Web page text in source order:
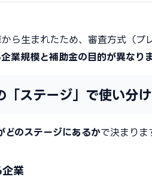
ら生まれたため、審査方式（プ
業規模と補助金の目的が異なり
「ステージ」で使い分
どのステージにあるかで決まりま
企業